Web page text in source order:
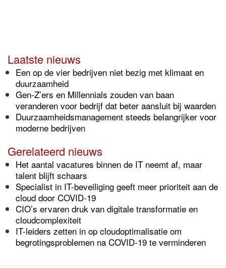
Laatste nieuws
Een op de vier bedrijven niet bezig met klimaat en
duurzaamheid
Gen-Z’ers en Millennials zouden van baan
veranderen voor bedrijf dat beter aansluit bij waarden
Duurzaamheidsmanagement steeds belangrijker voor
moderne bedrijven
Gerelateerd nieuws
Het aantal vacatures binnen de IT neemt af, maar
talent blijft schaars
Specialist in IT-beveiliging geeft meer prioriteit aan de
cloud door COVID-19
CIO’s ervaren druk van digitale transformatie en
cloudcomplexiteit
IT-leiders zetten in op cloudoptimalisatie om
begrotingsproblemen na COVID-19 te verminderen